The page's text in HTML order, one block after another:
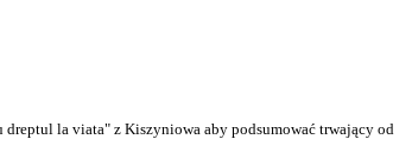
dreptul la viata" z Kiszyniowa aby podsumować trwający od